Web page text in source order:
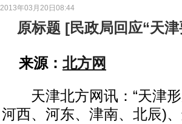
2013年03月20日08:44
原标题 [民政局回应“天
来源： 北方网
天津北方网讯：“天津形
河西、河东、津南、北辰)